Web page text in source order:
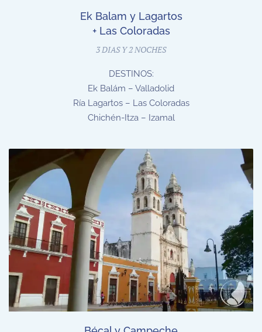
Ek Balam y Lagartos
+ Las Coloradas
3 DIAS Y 2 NOCHES
DESTINOS:
Ek Balám – Valladolid
Ría Lagartos – Las Coloradas
Chichén-Itza – Izamal